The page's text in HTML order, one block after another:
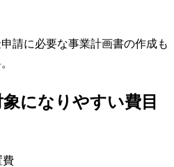
申請に必要な事業計画書の作成も
になりやすい費目
費